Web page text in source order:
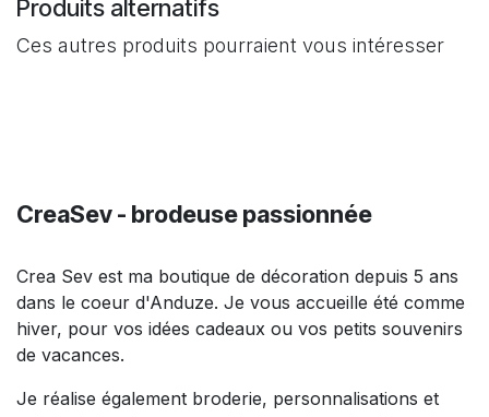
Produits alternatifs
Ces autres produits pourraient vous intéresser
CreaSev - brodeuse passionnée
Crea Sev est ma boutique de décoration depuis 5 ans
dans le coeur d'Anduze. Je vous accueille été comme
hiver, pour vos idées cadeaux ou vos petits souvenirs
de vacances.
Je réalise également broderie, personnalisations et